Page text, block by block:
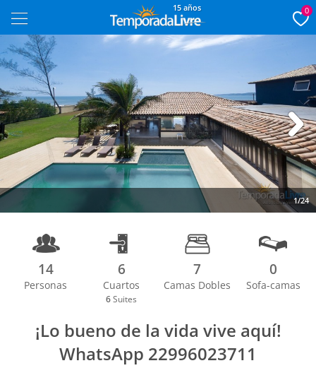
15 años 0
1/24
Next
14
Personas
6
Cuartos
6 Suites
7
Camas Dobles
0
Sofa-camas
¡Lo bueno de la vida vive aquí!
WhatsApp 22996023711